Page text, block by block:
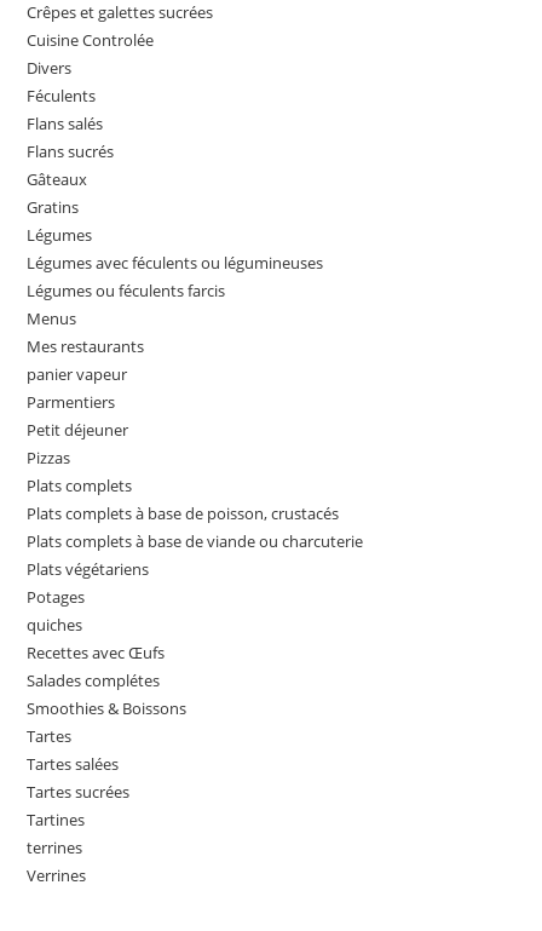
Crêpes et galettes sucrées
Cuisine Controlée
Divers
Féculents
Flans salés
Flans sucrés
Gâteaux
Gratins
Légumes
Légumes avec féculents ou légumineuses
Légumes ou féculents farcis
Menus
Mes restaurants
panier vapeur
Parmentiers
Petit déjeuner
Pizzas
Plats complets
Plats complets à base de poisson, crustacés
Plats complets à base de viande ou charcuterie
Plats végétariens
Potages
quiches
Recettes avec Œufs
Salades complétes
Smoothies & Boissons
Tartes
Tartes salées
Tartes sucrées
Tartines
terrines
Verrines